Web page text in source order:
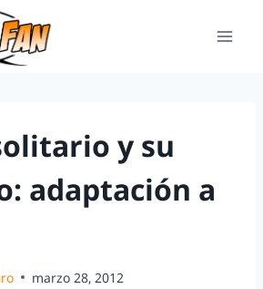
y su
adaptación a
marzo 28, 2012